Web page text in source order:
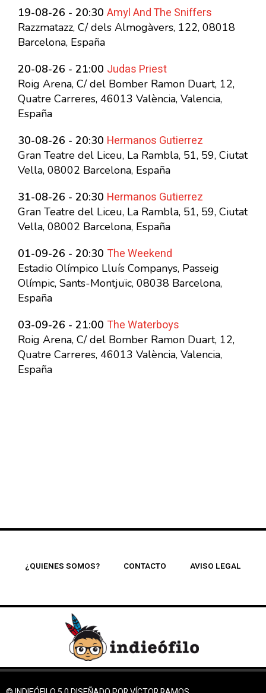
19-08-26 - 20:30 Amyl And The Sniffers
Razzmatazz, C/ dels Almogàvers, 122, 08018
Barcelona, España
20-08-26 - 21:00 Judas Priest
Roig Arena, C/ del Bomber Ramon Duart, 12,
Quatre Carreres, 46013 València, Valencia,
España
30-08-26 - 20:30 Hermanos Gutierrez
Gran Teatre del Liceu, La Rambla, 51, 59, Ciutat
Vella, 08002 Barcelona, España
31-08-26 - 20:30 Hermanos Gutierrez
Gran Teatre del Liceu, La Rambla, 51, 59, Ciutat
Vella, 08002 Barcelona, España
01-09-26 - 20:30 The Weekend
Estadio Olímpico Lluís Companys, Passeig
Olímpic, Sants-Montjuïc, 08038 Barcelona,
España
03-09-26 - 21:00 The Waterboys
Roig Arena, C/ del Bomber Ramon Duart, 12,
Quatre Carreres, 46013 València, Valencia,
España
¿QUIENES SOMOS? CONTACTO AVISO LEGAL